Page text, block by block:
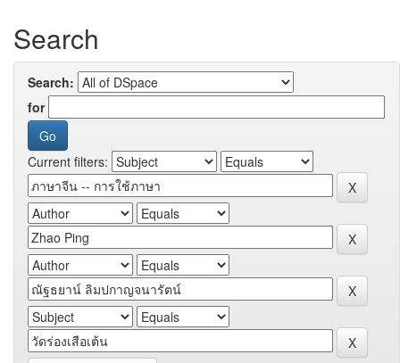
Search
Search:
for
Current filters: